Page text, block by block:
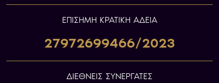
ΕΠIΣΗΜΗ ΚΡΑΤΙΚΗ ΑΔΕΙΑ
27972699466/2023
ΔΙΕΘΝΕΙΣ ΣΥΝΕΡΓΑΤΕΣ